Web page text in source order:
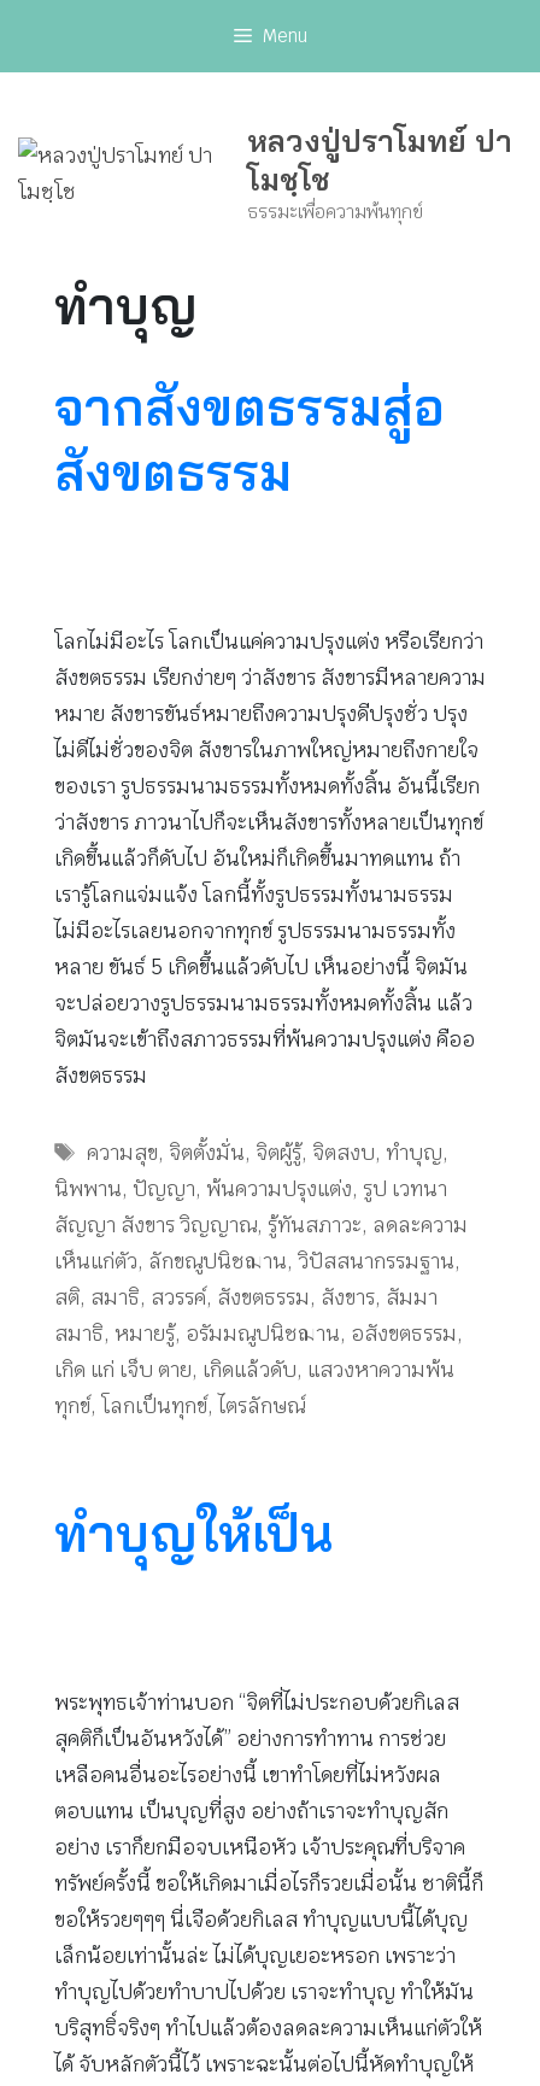
Menu
หลวงปู่ปราโมทย์ ปา
โมชฺโช
ธรรมะเพื่อความพ้นทุกข์
ทำบุญ
จากสังขตธรรมสู่อ
สังขตธรรม
โลกไม่มีอะไร โลกเป็นแค่ความปรุงแต่ง หรือเรียกว่า
สังขตธรรม เรียกง่ายๆ ว่าสังขาร สังขารมีหลายความ
หมาย สังขารขันธ์หมายถึงความปรุงดีปรุงชั่ว ปรุง
ไม่ดีไม่ชั่วของจิต สังขารในภาพใหญ่หมายถึงกายใจ
ของเรา รูปธรรมนามธรรมทั้งหมดทั้งสิ้น อันนี้เรียก
ว่าสังขาร ภาวนาไปก็จะเห็นสังขารทั้งหลายเป็นทุกข์
เกิดขึ้นแล้วก็ดับไป อันใหม่ก็เกิดขึ้นมาทดแทน ถ้า
เรารู้โลกแจ่มแจ้ง โลกนี้ทั้งรูปธรรมทั้งนามธรรม
ไม่มีอะไรเลยนอกจากทุกข์ รูปธรรมนามธรรมทั้ง
หลาย ขันธ์ 5 เกิดขึ้นแล้วดับไป เห็นอย่างนี้ จิตมัน
จะปล่อยวางรูปธรรมนามธรรมทั้งหมดทั้งสิ้น แล้ว
จิตมันจะเข้าถึงสภาวธรรมที่พ้นความปรุงแต่ง คืออ
สังขตธรรม
Tags
ความสุข, จิตตั้งมั่น, จิตผู้รู้, จิตสงบ, ทำบุญ,
นิพพาน, ปัญญา, พ้นความปรุงแต่ง, รูป เวทนา
สัญญา สังขาร วิญญาณ, รู้ทันสภาวะ, ลดละความ
เห็นแก่ตัว, ลักขณูปนิชฌาน, วิปัสสนากรรมฐาน,
สติ, สมาธิ, สวรรค์, สังขตธรรม, สังขาร, สัมมา
สมาธิ, หมายรู้, อรัมมณูปนิชฌาน, อสังขตธรรม,
เกิด แก่ เจ็บ ตาย, เกิดแล้วดับ, แสวงหาความพ้น
ทุกข์, โลกเป็นทุกข์, ไตรลักษณ์
ทำบุญให้เป็น
พระพุทธเจ้าท่านบอก “จิตที่ไม่ประกอบด้วยกิเลส
สุคติก็เป็นอันหวังได้” อย่างการทำทาน การช่วย
เหลือคนอื่นอะไรอย่างนี้ เขาทำโดยที่ไม่หวังผล
ตอบแทน เป็นบุญที่สูง อย่างถ้าเราจะทำบุญสัก
อย่าง เราก็ยกมือจบเหนือหัว เจ้าประคุณที่บริจาค
ทรัพย์ครั้งนี้ ขอให้เกิดมาเมื่อไรก็รวยเมื่อนั้น ชาตินี้ก็
ขอให้รวยๆๆๆ นี่เจือด้วยกิเลส ทำบุญแบบนี้ได้บุญ
เล็กน้อยเท่านั้นล่ะ ไม่ได้บุญเยอะหรอก เพราะว่า
ทำบุญไปด้วยทำบาปไปด้วย เราจะทำบุญ ทำให้มัน
บริสุทธิ์จริงๆ ทำไปแล้วต้องลดละความเห็นแก่ตัวให้
ได้ จับหลักตัวนี้ไว้ เพราะฉะนั้นต่อไปนี้หัดทำบุญให้